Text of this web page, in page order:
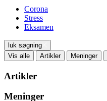
Corona
Stress
Eksamen
luk søgning
Vis alle
Artikler Meninger
Artikler
Meninger